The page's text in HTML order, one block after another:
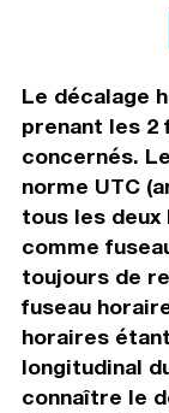
Le décalage
prenant les 2
concernés.
norme UTC
tous les
comme
toujours de
fuseau
horaires
longitudinal
connaître le